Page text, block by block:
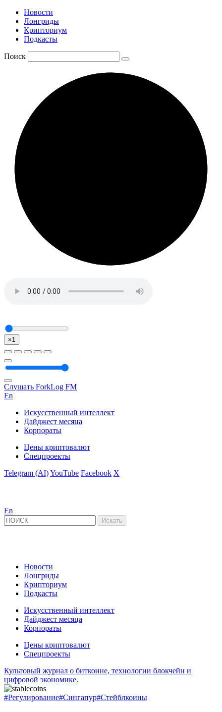
Новости
Лонгриды
Крипториум
Подкасты
Поиск
×1
Слушать ForkLog FM
En
Искусственный интеллект
Дайджест месяца
Корпораты
Цены криптовалют
Спецпроекты
Telegram (AI)YouTube Facebook X
En
Новости
Лонгриды
Крипториум
Подкасты
Искусственный интеллект
Дайджест месяца
Корпораты
Цены криптовалют
Спецпроекты
Культовый журнал о биткоине, технологии блокчейн и
цифровой экономике.
#Регулирование#Сингапур#Стейблкоины